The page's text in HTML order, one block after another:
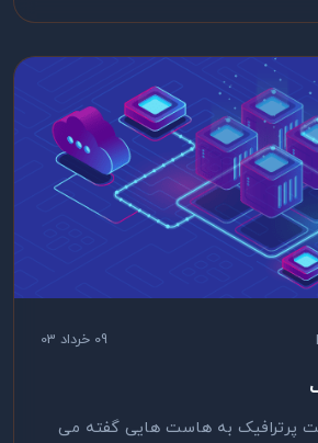
09 خرداد 03
پرترافیک به هاست هایی گفته می